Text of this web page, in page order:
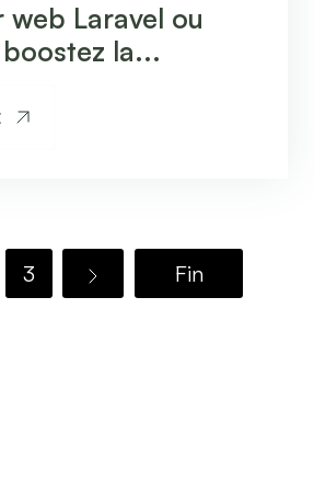
web Laravel ou
la...
3 Fin